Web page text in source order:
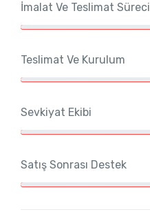
İmalat Ve Teslimat Süreci
Teslimat Ve Kurulum
Sevkiyat Ekibi
Satış Sonrası Destek